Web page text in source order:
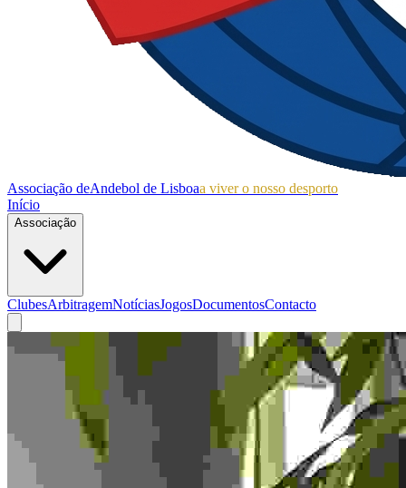
Associação deAndebol de Lisboaa viver o nosso desporto
Início
Associação
ClubesArbitragemNotíciasJogosDocumentosContacto